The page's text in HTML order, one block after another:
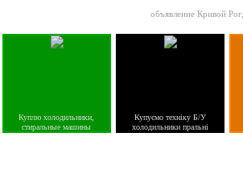
объявление Кривой Рог,
Куплю холодильники,
стиральные машины
Купуємо техніку Б/У
холодильники пральні